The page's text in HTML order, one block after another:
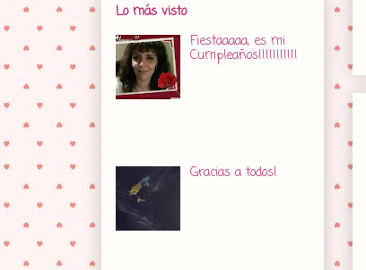
Lo más visto
Fiestaaaaa, es mi
Cumpleaños!!!!!!!!!!!
Gracias a todos!